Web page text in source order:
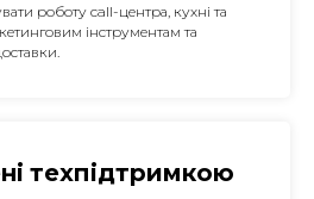
роботу call-центра, кухні та
інструментам та
техпідтримкою